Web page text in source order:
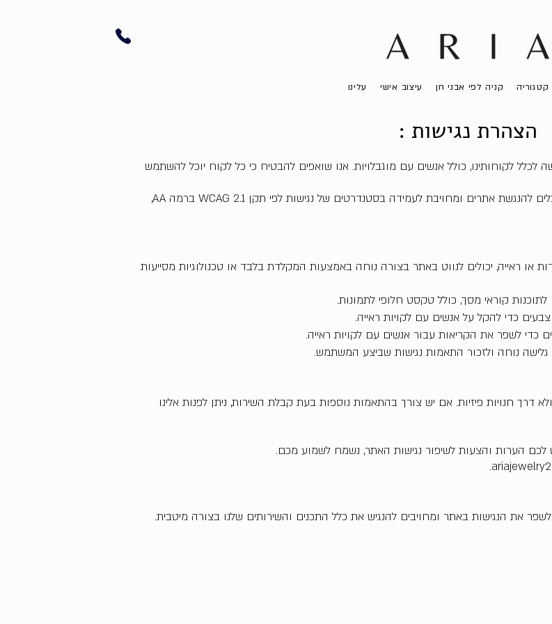
קטגוריה קניה לפי אבני חן עיצוב אישי עלינו
הצהרת נגישות :
לכלל לקוחותינו, כולל אנשים עם מוגבלויות. אנו שואפים להבטיח כי כל לקוח יוכל להשתמש
האתר נבנה ומופעל על גבי פלטפורמת Wix, אשר מספקת כלים להנגשת אתרים ומחויבת לעמידה בסטנדרטים של נגישות לפי תקן WCAG 2.1 ברמה AA,
או ראייה, יכולים לנווט באתר בצורה נוחה באמצעות המקלדת בלבד או טכנולוגיות מסייעות
קוראי מסך, כולל טקסט חלופי לתמונות.
צבעים כדי להקל על אנשים עם לקויות ראייה.
לשפר את הקריאות עבור אנשים עם לקויות ראייה.
דרך חנויות פיזיות. אם יש צורך בהתאמות נוספות בעת קבלת השירות, ניתן לפנות אלינו
הערות והצעות לשיפור נגישות האתר, נשמח לשמוע מכם.